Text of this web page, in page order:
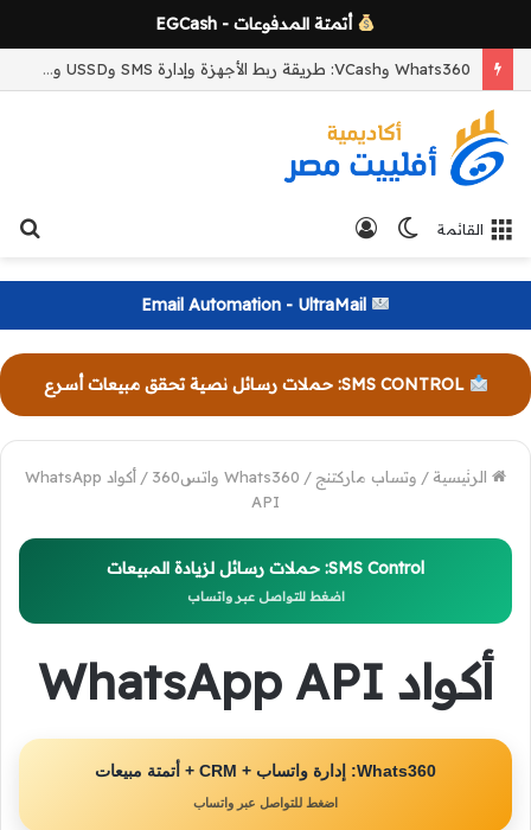
أتمتة المدفوعات - EGCash
كيف تبني نظام إحالات ذكي داخل منصة SaaS لزيادة العملاء والأرباح؟
القائمة
الوضع
SMS CONTROL: حملات رسائل نصية تحقق مبيعات أسرع
الرئيسية / وتساب ماركتنج / Whats360 واتس360 /
أكواد WhatsApp
API
SMS Control: حملات رسائل لزيادة المبيعات
اضغط للتواصل عبر واتساب
أكواد WhatsApp API
Whats360: إدارة واتساب + CRM + أتمتة مبيعات
اضغط للتواصل عبر واتساب